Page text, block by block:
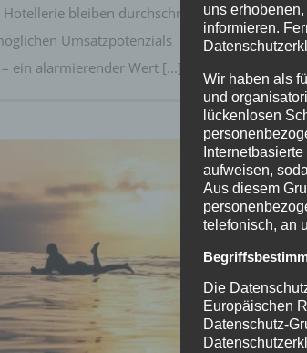
Hotellerie bleiben durchschnittlich
Umsatzpotenzials
ein alarmierender Wert [...]
im Destinationsmarketing
uns
informieren.
Wir haben als
und
lückenlosen
aufweisen,
Aus diesem
telefonisch, an
Die
Europäischen
Datenschutz-